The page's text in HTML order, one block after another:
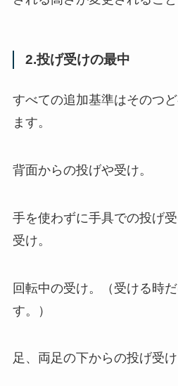
2.投げ受けの最中
すべての追加基準はそのつ
ます。
背面からの投げや受け。
手を使わずに手具での投げ
受け。
回転中の受け。（受ける時
す。）
足、両足の下からの投げ受け